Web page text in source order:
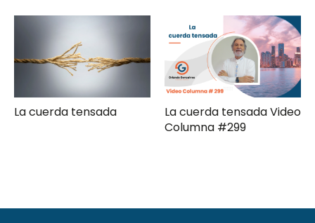
La cuerda tensada Video
Gerencia de
moderna Clave ComPol